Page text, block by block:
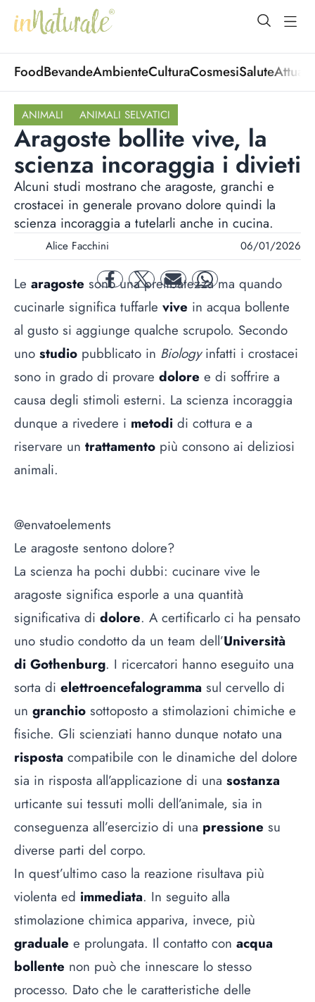
open
FoodBevandeAmbienteCulturaCosmesiSalute
ANIMALI ANIMALI SELVATICI
Aragoste bollite vive, la
scienza incoraggia i divieti
Alcuni studi mostrano che aragoste, granchi e
crostacei in generale provano dolore quindi la
scienza incoraggia a tutelarli anche in cucina.
Alice Facchini 06/01/2026
facebooktwitter mail whatsapp
Le aragoste sono una prelibatezza ma quando
cucinarle significa tuffarle vive in acqua bollente
al gusto si aggiunge qualche scrupolo. Secondo
uno studio pubblicato in Biologyinfatti i crostacei
sono in grado di provare dolore e di soffrire a
causa degli stimoli esterni. La scienza incoraggia
dunque a rivedere i metodi di cottura e a
riservare un trattamento più consono ai deliziosi
animali.
@envatoelements
Le aragoste sentono dolore?
La scienza ha pochi dubbi: cucinare vive le
aragoste significa esporle a una quantità
significativa di dolore. A certificarlo ci ha pensato
uno studio condotto da un team dell’Università
di Gothenburg. I ricercatori hanno eseguito una
sorta di elettroencefalogramma sul cervello di
un granchio sottoposto a stimolazioni chimiche e
fisiche. Gli scienziati hanno dunque notato una
risposta compatibile con le dinamiche del dolore
sia in risposta all’applicazione di una sostanza
urticante sui tessuti molli dell’animale, sia in
conseguenza all’esercizio di una pressione su
diverse parti del corpo.
In quest’ultimo caso la reazione risultava più
violenta ed immediata. In seguito alla
stimolazione chimica appariva, invece, più
graduale e prolungata. Il contatto con acqua
bollente non può che innescare lo stesso
processo. Dato che le caratteristiche delle